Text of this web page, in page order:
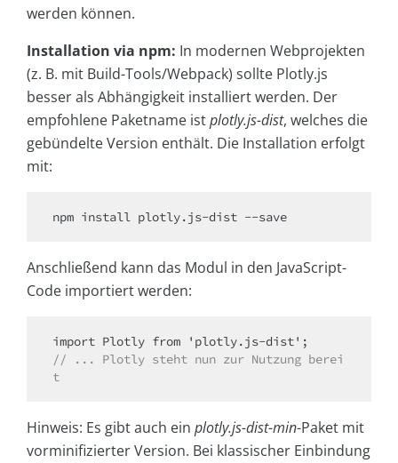
werden können.
Installation via npm: In modernen Webprojekten
(z. B. mit Build-Tools/Webpack) sollte Plotly.js
besser als Abhängigkeit installiert werden. Der
empfohlene Paketname istplotly.js-dist, welches die
gebündelte Version enthält. Die Installation erfolgt
mit:
Anschließend kann das Modul in den JavaScript-
Code importiert werden:
// ... Plotly steht nun zur Nutzung berei
t
Hinweis: Es gibt auch ein plotly.js-dist-min-Paket mit
vorminifizierter Version. Bei klassischer Einbindung